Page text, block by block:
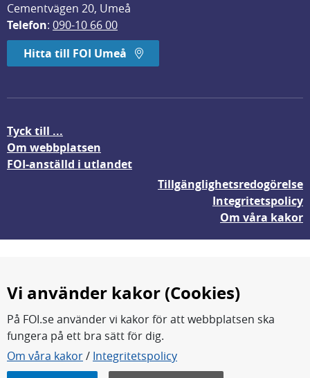
Cementvägen 20, Umeå
Telefon: 090-10 66 00
Hitta till FOI Umeå
Tyck till ...
Om webbplatsen
FOI-anställd i utlandet
Tillgänglighetsredogörelse
Integritetspolicy
Om våra kakor
FOI forskar för en säkrare värld.
FOI:s kärnverksamhet är forskning, metod- och
Vi använder kakor (Cookies)
På FOI.se använder vi kakor för att webbplatsen ska
fungera på ett bra sätt för dig.
Om våra kakor/ Integritetspolicy